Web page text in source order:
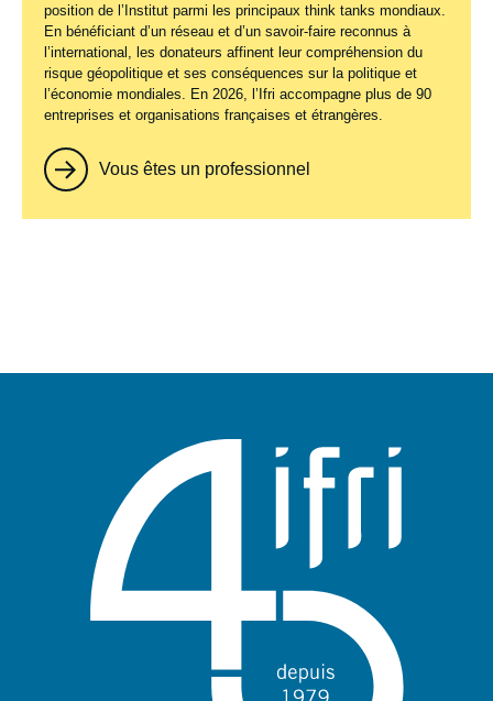
position de l’Institut parmi les principaux think tanks mondiaux.
En bénéficiant d’un réseau et d’un savoir-faire reconnus à
l’international, les donateurs affinent leur compréhension du
risque géopolitique et ses conséquences sur la politique et
l’économie mondiales. En 2026, l’Ifri accompagne plus de 90
entreprises et organisations françaises et étrangères.
Vous êtes un professionnel